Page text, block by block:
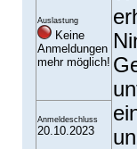
Auslastung
Keine
Anmeldungen
mehr möglich!
Anmeldeschluss
20.10.2023